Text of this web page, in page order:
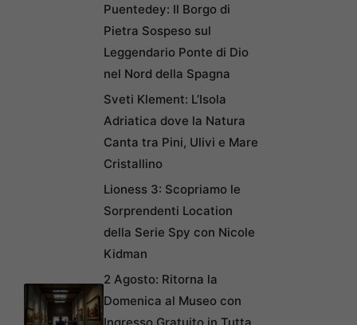
Puentedey: Il Borgo di
Pietra Sospeso sul
Leggendario Ponte di Dio
nel Nord della Spagna
Sveti Klement: L’Isola
Adriatica dove la Natura
Canta tra Pini, Ulivi e Mare
Cristallino
Lioness 3: Scopriamo le
Sorprendenti Location
della Serie Spy con Nicole
Kidman
2 Agosto: Ritorna la
Domenica al Museo con
Ingresso Gratuito in Tutta